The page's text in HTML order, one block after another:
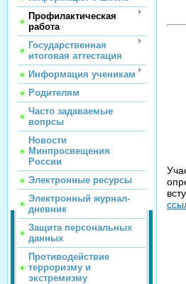
Профилактическая
работа
Государственная
итоговая аттестация
Информация ученикам
Родителям
Часто задаваемые
вопрсы
Новости
Минпросвещения
России
Электронные ресурсы
Электронный журнал-
дневник
Защита персональных
данных
Противодействие
терроризму и
экстремизму